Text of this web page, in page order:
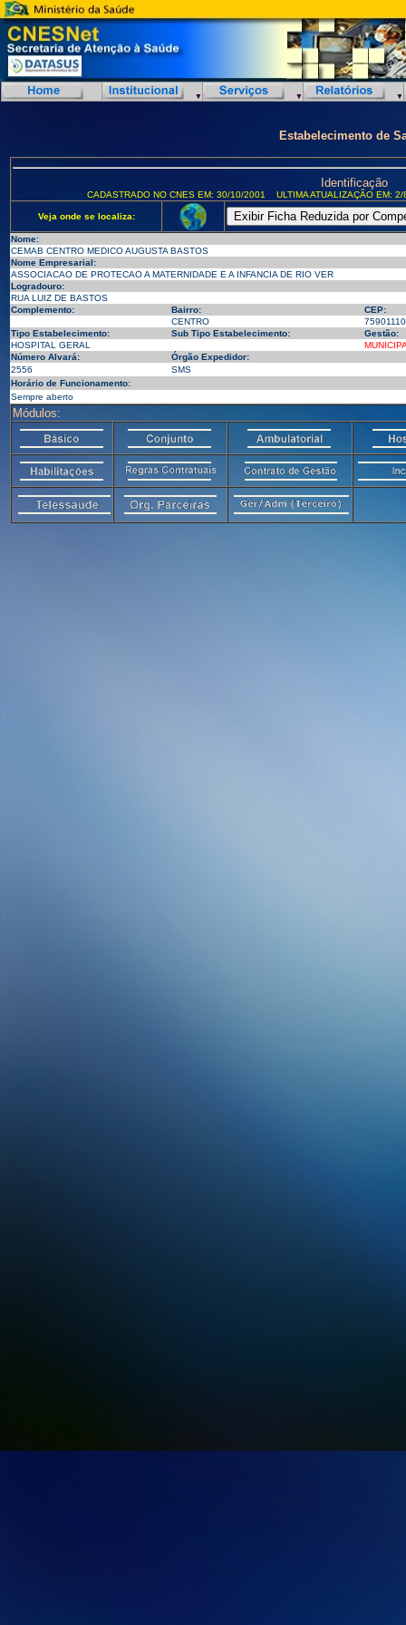
Estabelecimento de
Identificação
CADASTRADO NO CNES EM: 30/10/2001 ULTIMA ATUALIZAÇÃO EM:
Veja onde se localiza:
Nome:
CEMAB CENTRO MEDICO AUGUSTA BASTOS
Nome Empresarial:
ASSOCIACAO DE PROTECAO A MATERNIDADE E A INFANCIA DE RIO VER
Logradouro:
RUA LUIZ DE BASTOS
Complemento:
Bairro:
CEP:
CENTRO
75901110
Tipo Estabelecimento:
Sub Tipo Estabelecimento:
Gestão:
HOSPITAL GERAL
Número Alvará:
Órgão Expedidor:
2556
SMS
Horário de Funcionamento:
Sempre aberto
Módulos: